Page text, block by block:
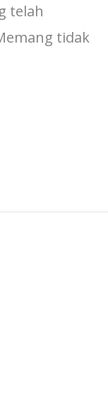
telah
tidak